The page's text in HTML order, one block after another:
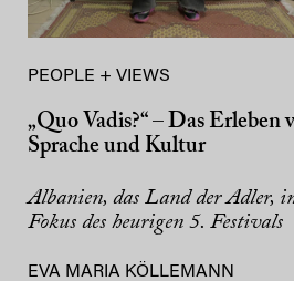
PEOPLE + VIEWS
„Quo Vadis?“ – Das Erleben
Sprache und Kultur
Albanien, das Land der Adler,
Fokus des heurigen 5. Festivals
EVA MARIA KÖLLEMANN